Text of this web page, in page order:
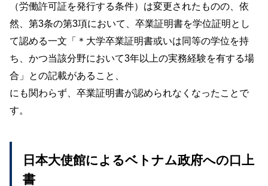
（労働許可証を発行する条件）は変更されたものの、依
然、第3条の第3項において、卒業証明書を学位証明とし
て認める一文「＊大学卒業証明書或いは同等の学位を持
ち、かつ当該分野において3年以上の実務経験を有する場
合」との記載があること、
にも関わらず、卒業証明書が認められなくなったことで
す。
日本大使館によるベトナム政府への口上
書